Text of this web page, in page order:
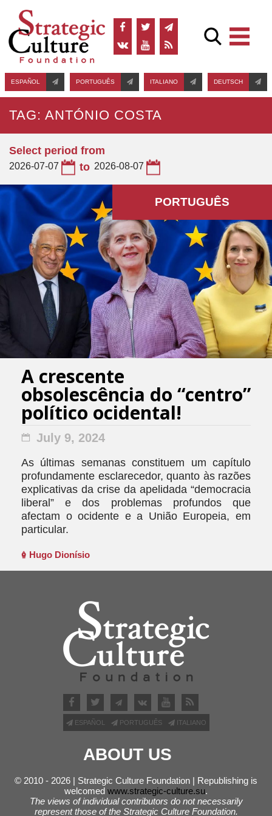
ESPAÑOL PORTUGUÊS ITALIANO DEUTSCH
TAG: ANTÓNIO COSTA
Select period from
2026-07-07 to 2026-08-07
PORTUGUÊS
A crescente
obsolescência do “centro”
político ocidental!
July 9, 2024
As últimas semanas constituem um capítulo
profundamente esclarecedor, quanto às razões
explicativas da crise da apelidada “democracia
liberal” e dos problemas profundos que
afectam o ocidente e a União Europeia, em
particular.
Hugo Dionísio
ESPAÑOL PORTUGUÊS ITALIANO
ABOUT US
© 2010 - 2026 | Strategic Culture Foundation | Republishing is
welcomed www.strategic-culture.su.
The views of individual contributors do not necessarily
represent those of the Strategic Culture Foundation.